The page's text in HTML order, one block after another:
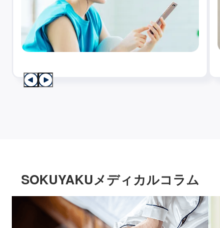
SOKUYAKUメディカルコラム